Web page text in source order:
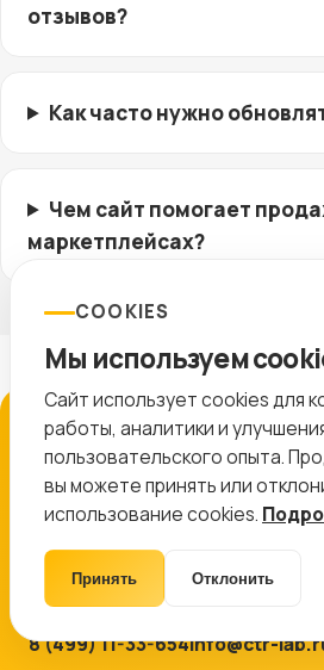
отзывов?
Как часто нужно
Чем сайт помогает
маркетплейсах?
ЗАЯВКА
Подготовим план
работы дадут максимальный
для вашего проекта.
8 (499) 11-33-654info@ctr-
COOKIES
Мы используем
Сайт использует cookies для
работы, аналитики и
пользовательского опыта.
вы можете принять или
использование cookies.
Принять Отклонить